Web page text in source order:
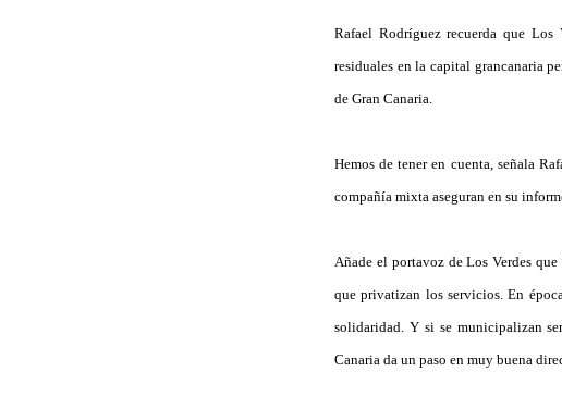
Rafael Rodríguez recuerda que Los
residuales en la capital grancanaria
de Gran Canaria.
Hemos de tener en cuenta, señala
compañía mixta aseguran en su
Añade el portavoz de Los Verdes
que privatizan los servicios. En
solidaridad. Y si se municipalizan
Canaria da un paso en muy buena